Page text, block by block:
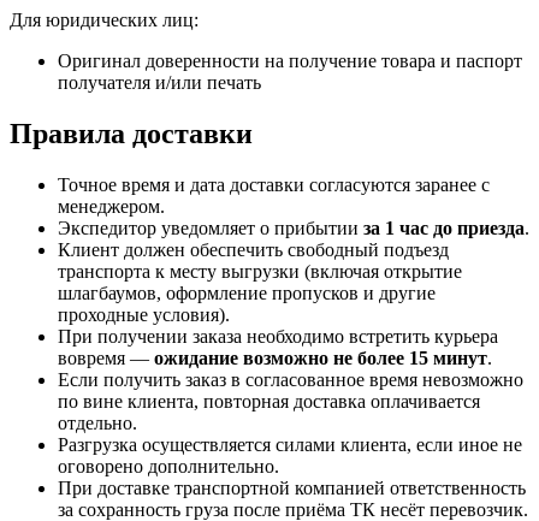
Для юридических лиц:
Оригинал доверенности на получение товара и паспорт
получателя и/или печать
Правила доставки
Точное время и дата доставки согласуются заранее с
менеджером.
Экспедитор уведомляет о прибытии за 1 час до приезда.
Клиент должен обеспечить свободный подъезд
транспорта к месту выгрузки (включая открытие
шлагбаумов, оформление пропусков и другие
проходные условия).
При получении заказа необходимо встретить курьера
вовремя — ожидание возможно не более 15 минут.
Если получить заказ в согласованное время невозможно
по вине клиента, повторная доставка оплачивается
отдельно.
Разгрузка осуществляется силами клиента, если иное не
оговорено дополнительно.
При доставке транспортной компанией ответственность
за сохранность груза после приёма ТК несёт перевозчик.